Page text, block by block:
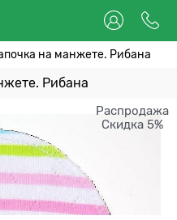
на манжете. Рибана
Рибана
Распродажа
Скидка 5%